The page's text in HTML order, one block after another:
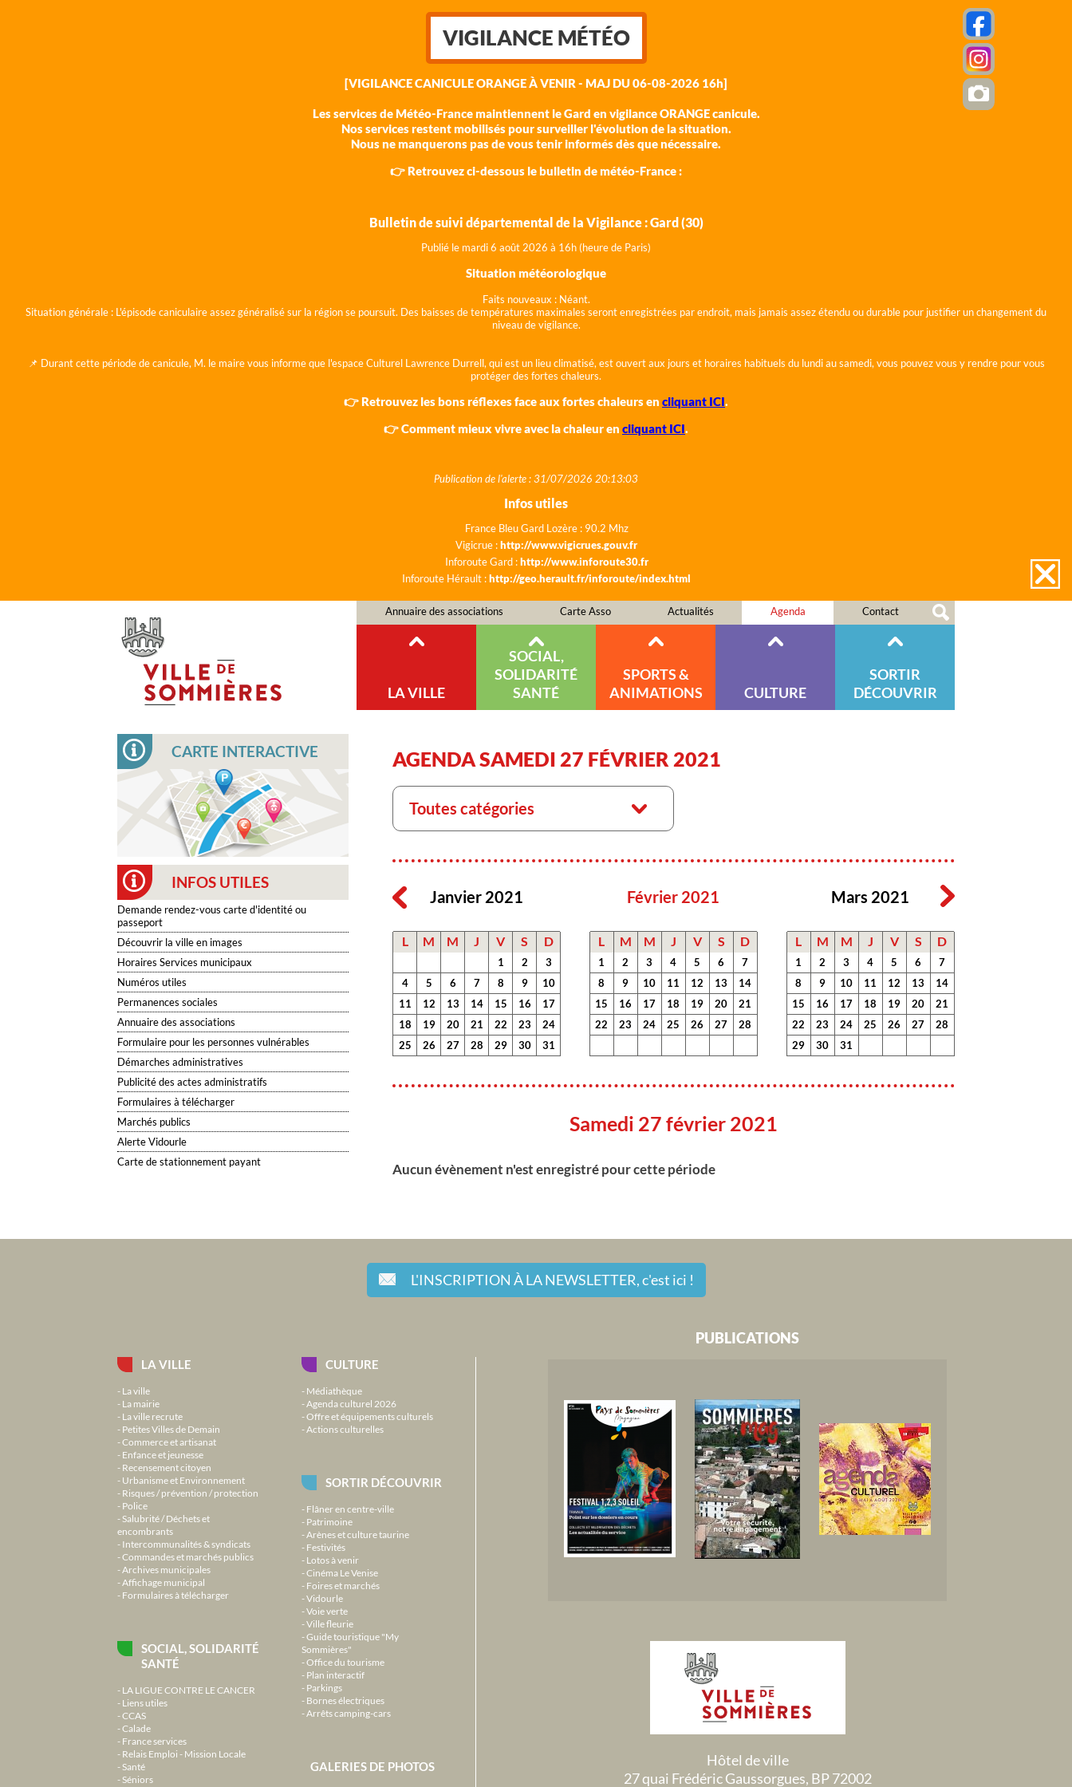
VIGILANCE MÉTÉO
[VIGILANCE CANICULE ORANGE À VENIR - MAJ DU 06-08-2026 16h]
Les services de Météo-France maintiennent le Gard en vigilance ORANGE canicule.
Nos services restent mobilisés pour surveiller l'évolution de la situation.
Nous ne manquerons pas de vous tenir informés dès que nécessaire.
👉 Retrouvez ci-dessous le bulletin de météo-France :
Bulletin de suivi départemental de la Vigilance : Gard (30)
Publié le mardi 6 août 2026 à 16h (heure de Paris)
Situation météorologique
Faits nouveaux : Néant.
Situation générale : L'épisode caniculaire assez généralisé sur la région se poursuit. Des baisses de températures maximales seront enregistrées par endroit, mais jamais assez étendu ou durable pour justifier un changement du
niveau de vigilance.
📌 Durant cette période de canicule, M. le maire vous informe que l'espace Culturel Lawrence Durrell, qui est un lieu climatisé, est ouvert aux jours et horaires habituels du lundi au samedi, vous pouvez vous y rendre pour vous
protéger des fortes chaleurs.
👉 Retrouvez les bons réflexes face aux fortes chaleurs en cliquant ICI.
👉 Comment mieux vivre avec la chaleur en cliquant ICI.
Publication de l'alerte : 31/07/2026 20:13:03
Infos utiles
France Bleu Gard Lozère : 90.2 Mhz
Vigicrue :http://www.vigicrues.gouv.fr
Inforoute Gard :http://www.inforoute30.fr
Inforoute Hérault :http://geo.herault.fr/inforoute/index.html
Annuaire des associations Carte Asso Actualités Agenda Contact
LA VILLE
SOCIAL,
SOLIDARITÉ
SANTÉ
SPORTS &
ANIMATIONS
CULTURE
SORTIR
DÉCOUVRIR
CARTE INTERACTIVE
INFOS UTILES
Demande rendez-vous carte d'identité ou
passeport
Découvrir la ville en images
Horaires Services municipaux
Numéros utiles
Permanences sociales
Annuaire des associations
Formulaire pour les personnes vulnérables
Démarches administratives
Publicité des actes administratifs
Formulaires à télécharger
Marchés publics
Alerte Vidourle
Carte de stationnement payant
AGENDA SAMEDI 27 FÉVRIER 2021
Toutes catégories
Janvier 2021
L M M J V S D
1 2
3
4
5 6 7 8 9
10
11
12 13 14 15 16
17
18
19 20 21 22 23
24
25
26 27 28 29 30 31
Février 2021
L M M J V S D
1 2 3 4 5 6
7
8
9 10 11 12 13
14
15
16 17 18 19 20
21
22
23 24 25 26 27 28
Mars 2021
L M M J V S D
1 2 3 4 5 6
7
8
9 10 11 12 13
14
15
16 17 18 19 20
21
22
23 24 25 26 27
28
29
30 31
Samedi 27 février 2021
Aucun évènement n'est enregistré pour cette période
L'INSCRIPTION À LA NEWSLETTER,c'est ici !
LA VILLE
La ville
La mairie
La ville recrute
Petites Villes de Demain
Commerce et artisanat
Enfance et jeunesse
Recensement citoyen
Urbanisme et Environnement
Risques / prévention / protection
Police
Salubrité / Déchets et
encombrants
Intercommunalités & syndicats
Commandes et marchés publics
Archives municipales
Affichage municipal
Formulaires à télécharger
SOCIAL, SOLIDARITÉ
SANTÉ
LA LIGUE CONTRE LE CANCER
Liens utiles
CCAS
Calade
France services
Relais Emploi - Mission Locale
Santé
Séniors
CULTURE
Médiathèque
Agenda culturel 2026
Offre et équipements culturels
Actions culturelles
SORTIR DÉCOUVRIR
Flâner en centre-ville
Patrimoine
Arènes et culture taurine
Festivités
Lotos à venir
Cinéma Le Venise
Foires et marchés
Vidourle
Voie verte
Ville fleurie
Guide touristique "My
Sommières"
Office du tourisme
Plan interactif
Parkings
Bornes électriques
Arrêts camping-cars
GALERIES DE PHOTOS
PUBLICATIONS
Hôtel de ville
27 quai Frédéric Gaussorgues, BP 72002